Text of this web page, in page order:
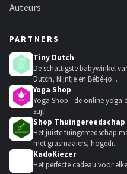
Auteurs
PARTNERS
Tiny Dutch
De schattigste babywinkel
Dutch, Nijntje en Bébé-jo...
Yoga Shop
Yoga Shop - de online yoga
stijl!
Shop Thuingereedschap
Het juiste tuingereedschap
met grasmaaiers, hogedr...
KadoKiezer
Het perfecte cadeau voor